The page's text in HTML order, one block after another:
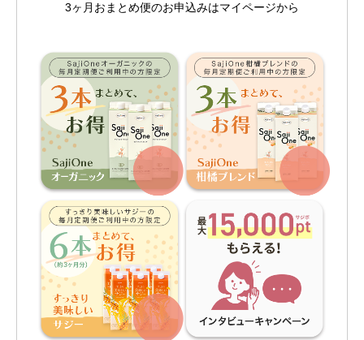
3ヶ月おまとめ便のお申込みはマイページから